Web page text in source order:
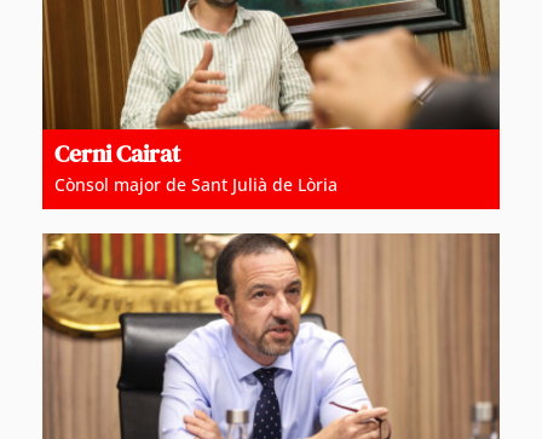
Cerni Cairat
Cònsol major de Sant Julià de Lòria